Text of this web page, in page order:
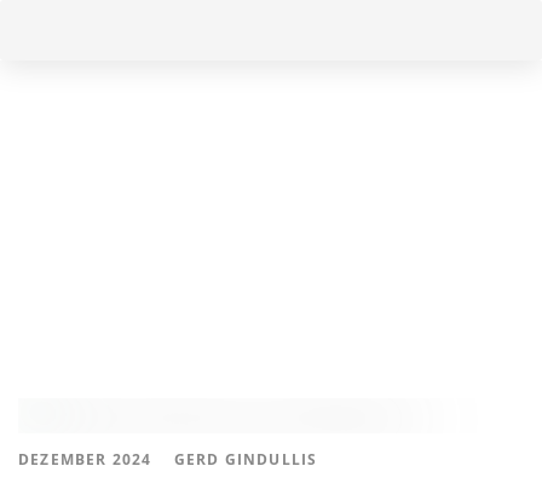
TagsKUNDENPROJEKTE
DEZEMBER 2024 AUTHOR
GERD GINDULLIS